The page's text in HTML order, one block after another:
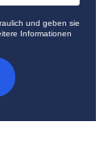
und geben sie
Informationen